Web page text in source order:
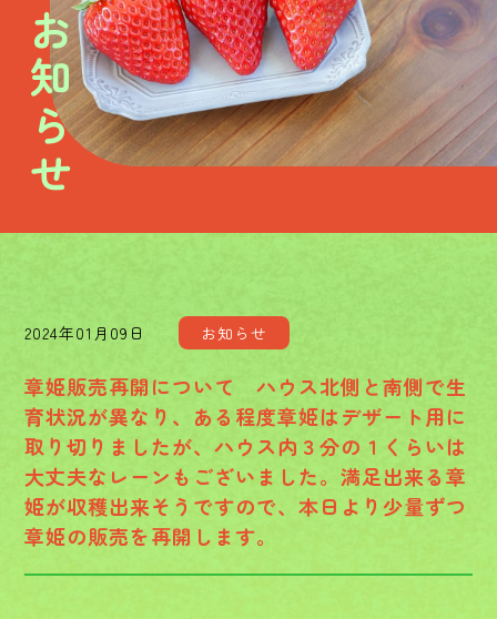
お知らせ
2024年01月09日 お知らせ
章姫販売再開について ハウス北側と南側で生
育状況が異なり、ある程度章姫はデザート用に
取り切りましたが、ハウス内３分の１くらいは
大丈夫なレーンもございました。満足出来る章
姫が収穫出来そうですので、本日より少量ずつ
章姫の販売を再開します。